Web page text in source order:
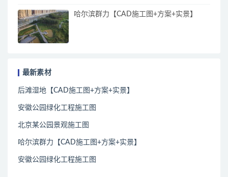
哈尔滨群力【CAD施工图+方案+实景】
最新素材
后滩湿地【CAD施工图+方案+实景】
安徽公园绿化工程施工图
北京某公园景观施工图
哈尔滨群力【CAD施工图+方案+实景】
安徽公园绿化工程施工图